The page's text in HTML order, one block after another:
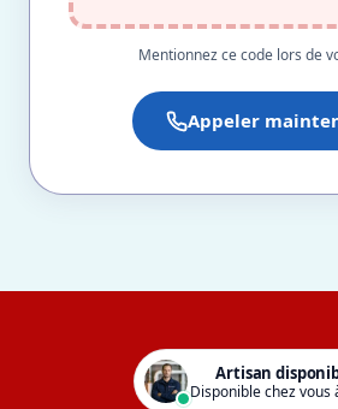
Mentionnez ce code lors de
Appeler
Artisan
Disponible chez vous